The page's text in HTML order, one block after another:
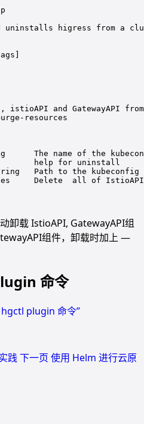
uninstalls higress from a
istioAPI and GatewayAPI
resources
The name of the
help for uninstall
Path to the
kubeconfig
Delete all of
卸载 IstioAPI, GatewayAPI组
组件，卸载时加上 —
命令
plugin 命令”
践下一页 使用 Helm 进行云原